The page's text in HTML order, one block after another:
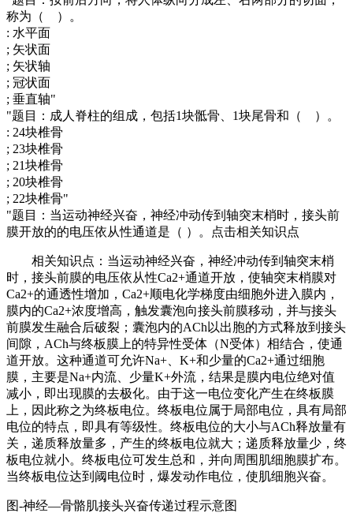
称为（ ）。
: 水平面
; 矢状面
; 矢状轴
; 冠状面
; 垂直轴"
"题目：成人脊柱的组成，包括1块骶骨、1块尾骨和（ ）。
: 24块椎骨
; 23块椎骨
; 21块椎骨
; 20块椎骨
; 22块椎骨"
"题目：当运动神经兴奋，神经冲动传到轴突末梢时，接头前
膜开放的的电压依从性通道是（ ）。点击相关知识点
相关知识点：当运动神经兴奋，神经冲动传到轴突末梢
时，接头前膜的电压依从性Ca2+通道开放，使轴突末梢膜对
Ca2+的通透性增加，Ca2+顺电化学梯度由细胞外进入膜内，
膜内的Ca2+浓度增高，触发囊泡向接头前膜移动，并与接头
前膜发生融合后破裂；囊泡内的ACh以出胞的方式释放到接头
间隙，ACh与终板膜上的特异性受体（N受体）相结合，使通
道开放。这种通道可允许Na+、K+和少量的Ca2+通过细胞
膜，主要是Na+内流、少量K+外流，结果是膜内电位绝对值
减小，即出现膜的去极化。由于这一电位变化产生在终板膜
上，因此称之为终板电位。终板电位属于局部电位，具有局部
电位的特点，即具有等级性。终板电位的大小与ACh释放量有
关，递质释放量多，产生的终板电位就大；递质释放量少，终
板电位就小。终板电位可发生总和，并向周围肌细胞膜扩布。
当终板电位达到阈电位时，爆发动作电位，使肌细胞兴奋。
图-神经—骨骼肌接头兴奋传递过程示意图